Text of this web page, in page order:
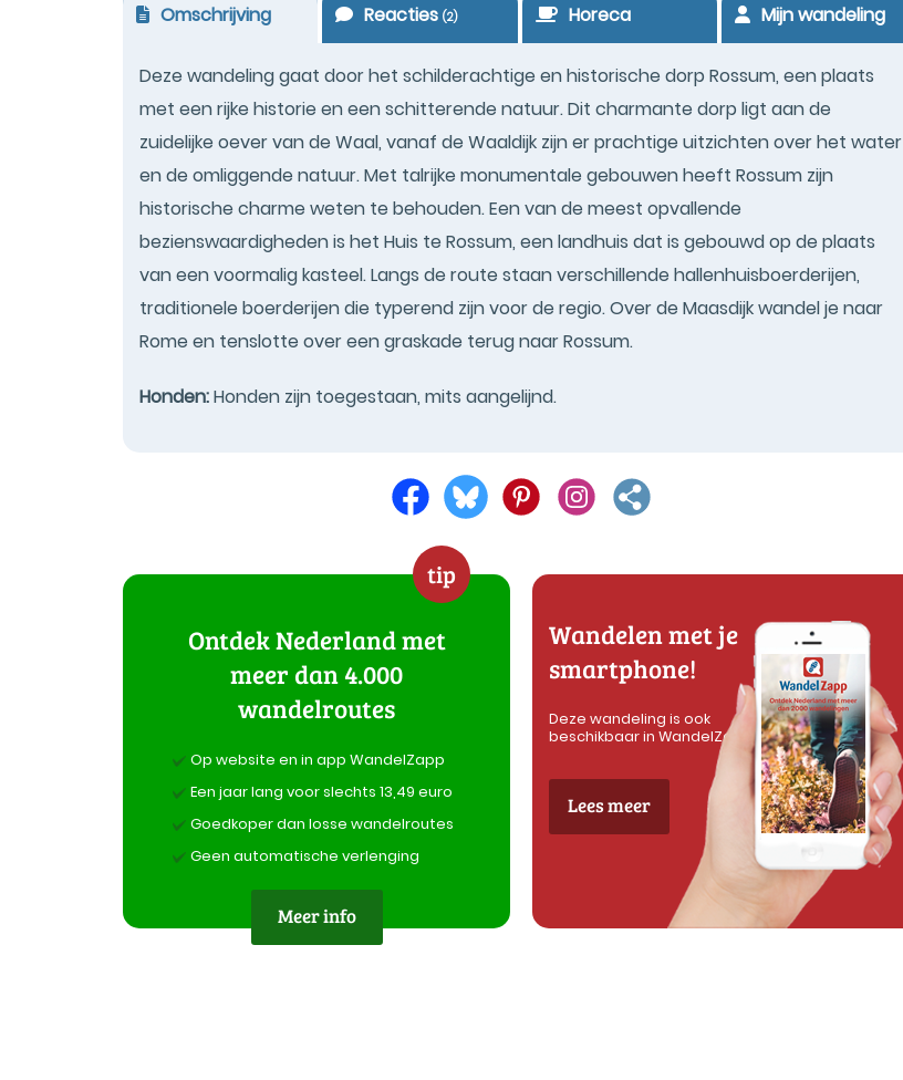
Omschrijving Reacties(2) Horeca Mijn wandeling
Deze wandeling gaat door het schilderachtige en historische dorp Rossum, een plaats
met een rijke historie en een schitterende natuur. Dit charmante dorp ligt aan de
zuidelijke oever van de Waal, vanaf de Waaldijk zijn er prachtige uitzichten over het water
en de omliggende natuur. Met talrijke monumentale gebouwen heeft Rossum zijn
historische charme weten te behouden. Een van de meest opvallende
bezienswaardigheden is het Huis te Rossum, een landhuis dat is gebouwd op de plaats
van een voormalig kasteel. Langs de route staan verschillende hallenhuisboerderijen,
traditionele boerderijen die typerend zijn voor de regio. Over de Maasdijk wandel je naar
Rome en tenslotte over een graskade terug naar Rossum.
Honden:Honden zijn toegestaan, mits aangelijnd.
tip
Ontdek Nederland met
meer dan 4.000
wandelroutes
Op website en in app WandelZapp
Een jaar lang voor slechts 13,49 euro
Goedkoper dan losse wandelroutes
Geen automatische verlenging
Meer info
Wandelen met je
smartphone!
Deze wandeling is ook
beschikbaar in WandelZapp
Lees meer